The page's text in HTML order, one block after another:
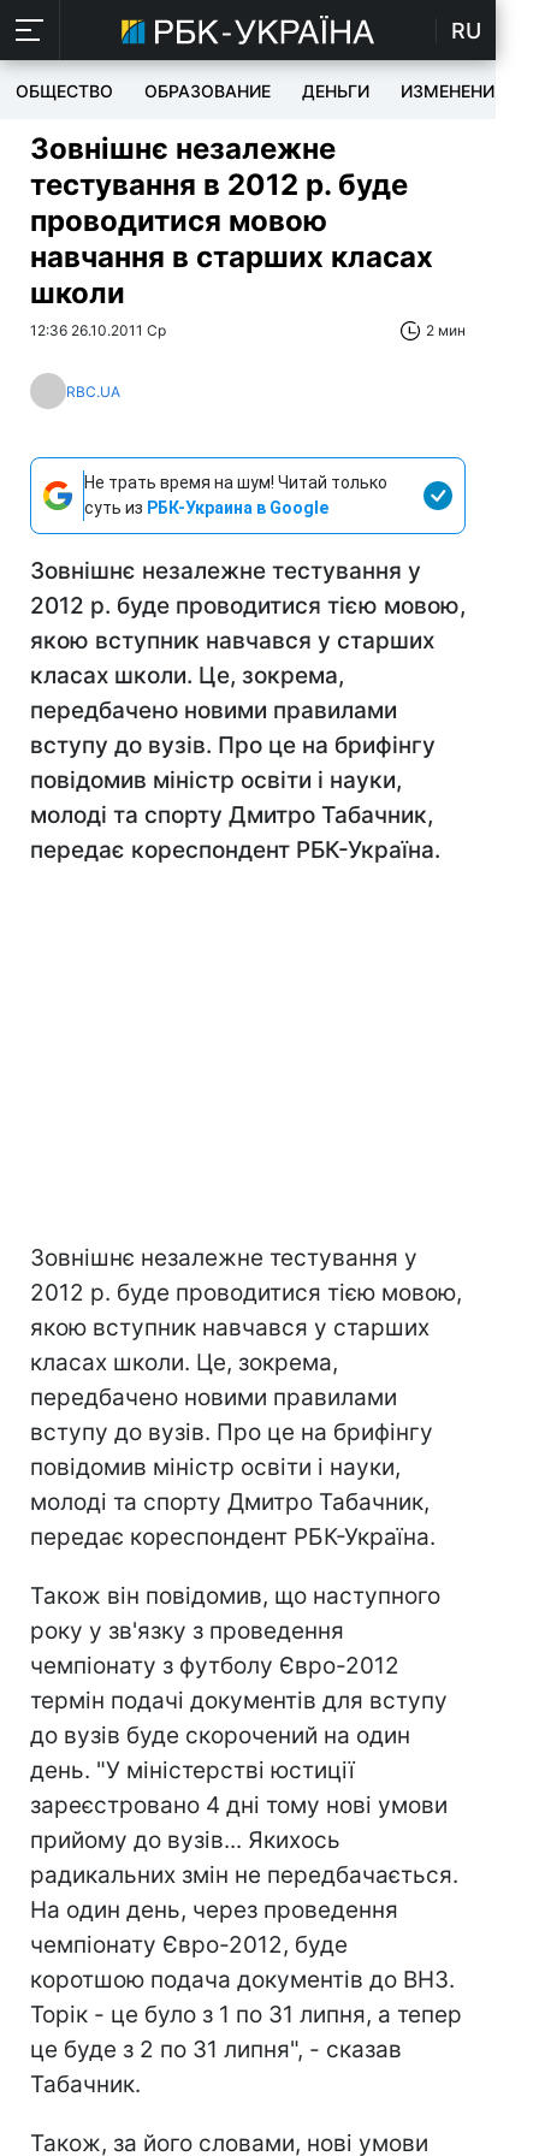
RU
ОБЩЕСТВО ОБРАЗОВАНИЕ ДЕНЬГИ ИЗМЕНЕНИЯ
Зовнішнє незалежне
тестування в 2012 р. буде
проводитися мовою
навчання в старших класах
школи
12:36 26.10.2011 Ср 2 мин
RBC.UA
Не трать время на шум! Читай только
суть из РБК-Украина в Google
Зовнішнє незалежне тестування у
2012 р. буде проводитися тією мовою,
якою вступник навчався у старших
класах школи. Це, зокрема,
передбачено новими правилами
вступу до вузів. Про це на брифінгу
повідомив міністр освіти і науки,
молоді та спорту Дмитро Табачник,
передає кореспондент РБК-Україна.
Зовнішнє незалежне тестування у
2012 р. буде проводитися тією мовою,
якою вступник навчався у старших
класах школи. Це, зокрема,
передбачено новими правилами
вступу до вузів. Про це на брифінгу
повідомив міністр освіти і науки,
молоді та спорту Дмитро Табачник,
передає кореспондент РБК-Україна.
Також він повідомив, що наступного
року у зв'язку з проведення
чемпіонату з футболу Євро-2012
термін подачі документів для вступу
до вузів буде скорочений на один
день. "У міністерстві юстиції
зареєстровано 4 дні тому нові умови
прийому до вузів... Якихось
радикальних змін не передбачається.
На один день, через проведення
чемпіонату Євро-2012, буде
коротшою подача документів до ВНЗ.
Торік - це було з 1 по 31 липня, а тепер
це буде з 2 по 31 липня", - сказав
Табачник.
Також, за його словами, нові умови